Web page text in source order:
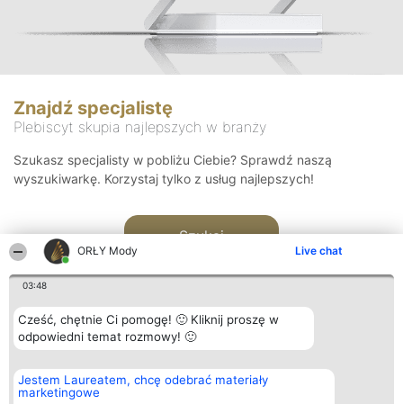
ORŁY Mody Live chat
03:48
Cześć, chętnie Ci pomogę! 🙂 Kliknij proszę w
odpowiedni temat rozmowy! 🙂
Jestem Laureatem, chcę odebrać materiały
marketingowe
Znajdź specjalistę
Plebiscyt skupia najlepszych w branży
Szukasz specjalisty w pobliżu Ciebie? Sprawdź naszą
wyszukiwarkę. Korzystaj tylko z usług najlepszych!
Szukaj
Organizator plebiscytu
Bright Side Solutions sp. z o.
o. sp. k.
Plebiscyt
Laureaci
Kontakt
Kontakt